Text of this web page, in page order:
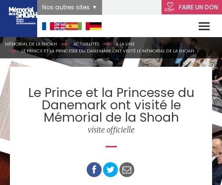
FAIRE UN DON
Nos autres sites
MÉMORIAL DE LA SHOAH ACTUALITÉS
À LA UNE
LE PRINCE ET LA PRINCESSE DU DANEMARK ONT VISITÉ LE MÉMORIAL DE LA SHOAH
Le Prince et la Princesse du
Danemark ont visité le
Mémorial de la Shoah
visite officielle